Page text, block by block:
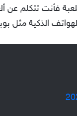
فأنت تتكلم
الذكية